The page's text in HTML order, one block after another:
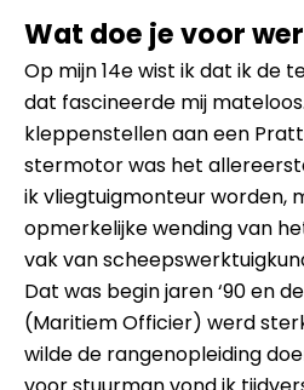
Wat doe je voor
Op mijn 14e wist ik dat ik de
dat fascineerde mij
kleppenstellen aan een
stermotor was het
ik vliegtuigmonteur worden,
opmerkelijke wending van
vak van
Dat was begin jaren ‘90 en
(Maritiem Officier) werd
wilde de rangenopleiding